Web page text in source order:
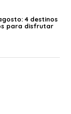
4 destinos
para disfrutar